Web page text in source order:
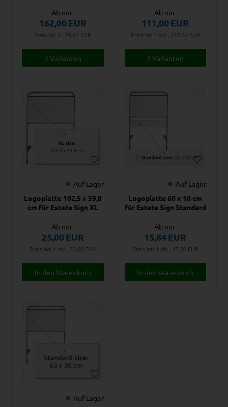
Ab nur
162,00EUR
Preis bei 1 , 29,84 EUR
3 Varianten
Ab nur
111,00EUR
Preis bei 1 stk., 123,34 EUR
3 Varianten
Auf Lager
Logoplatte 102,5 x 59,8
cm für Estate Sign XL
Ab nur
25,00EUR
Preis bei 1 stk., 33,00 EUR
Auf Lager
Logoplatte 60 x 10 cm
für Estate Sign Standard
Ab nur
15,84EUR
Preis bei 1 stk., 17,50 EUR
Auf Lager